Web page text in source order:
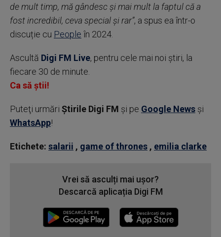
de mult timp, mă gândesc și mai mult la faptul că a
fost incredibil, ceva special și rar”, a spus ea într-o
discuție cu People în 2024.
Ascultă Digi FM Live, pentru cele mai noi știri, la
fiecare 30 de minute.
Ca să știi!
Puteţi urmări Știrile Digi FM şi pe Google News şi
WhatsApp!
Etichete: salarii , game of thrones , emilia clarke
Vrei să asculți mai ușor?
Descarcă aplicația Digi FM